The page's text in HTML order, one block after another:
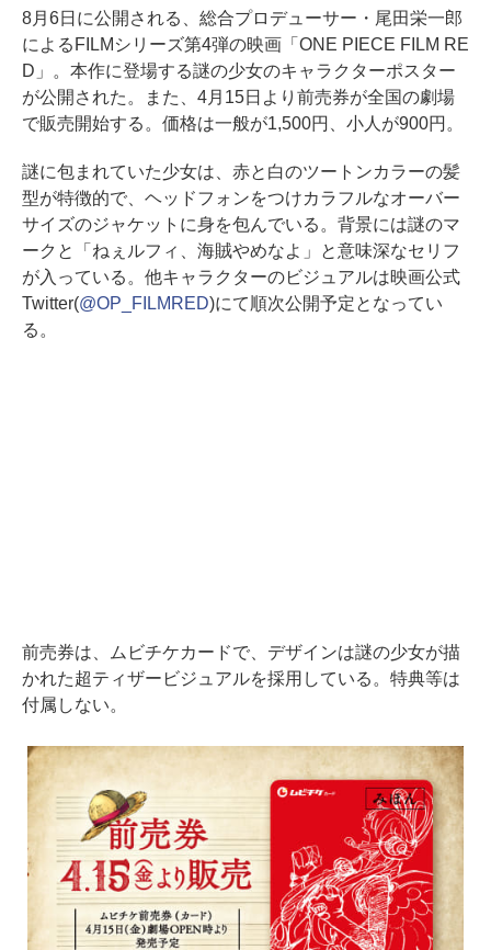
8月6日に公開される、総合プロデューサー・尾田栄一郎
によるFILMシリーズ第4弾の映画「ONE PIECE FILM RE
D」。本作に登場する謎の少女のキャラクターポスター
が公開された。また、4月15日より前売券が全国の劇場
で販売開始する。価格は一般が1,500円、小人が900円。
謎に包まれていた少女は、赤と白のツートンカラーの髪
型が特徴的で、ヘッドフォンをつけカラフルなオーバー
サイズのジャケットに身を包んでいる。背景には謎のマ
ークと「ねぇルフィ、海賊やめなよ」と意味深なセリフ
が入っている。他キャラクターのビジュアルは映画公式
Twitter(@OP_FILMRED)にて順次公開予定となってい
る。
前売券は、ムビチケカードで、デザインは謎の少女が描
かれた超ティザービジュアルを採用している。特典等は
付属しない。